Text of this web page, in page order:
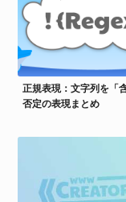
正規表現：文字列を「
否定の表現まとめ